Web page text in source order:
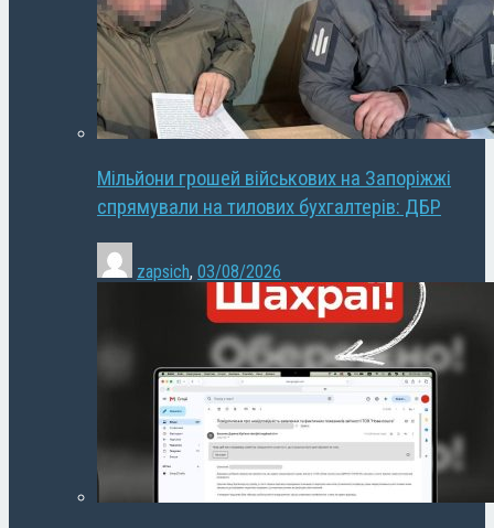
Мільйони грошей військових на Запоріжжі
спрямували на тилових бухгалтерів: ДБР
zapsich, 03/08/2026